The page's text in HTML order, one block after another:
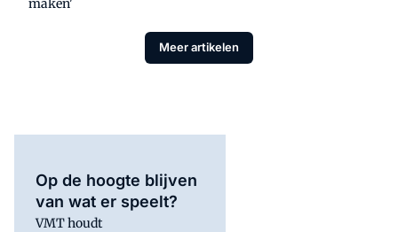
maken'
Meer artikelen
Op de hoogte blijven
van wat er speelt?
VMT houdt